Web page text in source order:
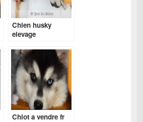
Chien husky
elevage
Chiot a vendre fr